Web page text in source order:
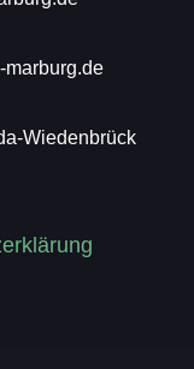
marburg.de
Wiedenbrück